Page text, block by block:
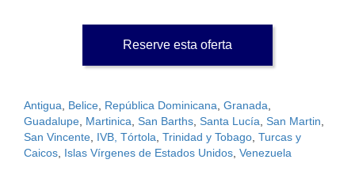
Reserve esta oferta
Antigua Belice República Dominicana Granada
Guadalupe Martinica San Barths Santa Lucía San Martin
San Vincente IVB, Tórtola Trinidad y Tobago Turcas y
Caicos Islas Vírgenes de Estados Unidos Venezuela